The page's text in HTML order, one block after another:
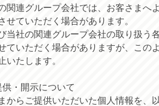
関連グループ会社では、お客さまへ
せていただく場合があります。
当社の関連グループ会社の取り扱
ていただく場合がありますが、この
いたします。
・開示について
からご提供いただいた個人情報を、